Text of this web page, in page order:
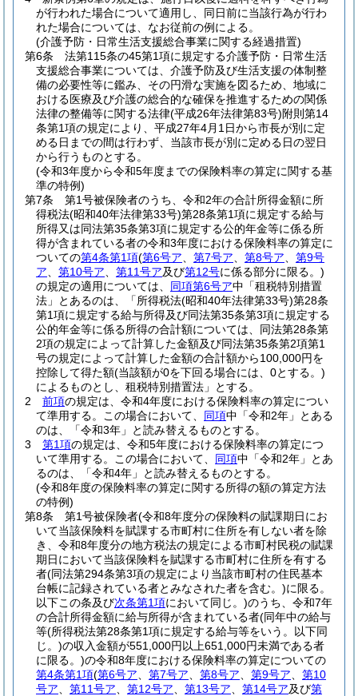
が行われた場合について適用し、同日前に当該行為が行わ
れた場合については、なお従前の例による。
(介護予防・日常生活支援総合事業に関する経過措置)
第6条
法第115条の45第1項に規定する介護予防・日常生活
支援総合事業については、介護予防及び生活支援の体制整
備の必要性等に鑑み、その円滑な実施を図るため、地域に
おける医療及び介護の総合的な確保を推進するための関係
法律の整備等に関する法律(平成26年法律第83号)附則第14
条第1項の規定により、平成27年4月1日から市長が別に定
める日までの間は行わず、当該市長が別に定める日の翌日
から行うものとする。
(令和3年度から令和5年度までの保険料率の算定に関する基
準の特例)
第7条
第1号被保険者のうち、令和2年の合計所得金額に所
得税法(昭和40年法律第33号)第28条第1項に規定する給与
所得又は同法第35条第3項に規定する公的年金等に係る所
得が含まれている者の令和3年度における保険料率の算定に
ついての第4条第1項(第6号ア 第7号ア 第8号ア
第9号
ア
第10号ア 第11号ア及び第12号に係る部分に限る。)
の規定の適用については、 同項第6号ア中「租税特別措置
法」とあるのは、「所得税法(昭和40年法律第33号)第28条
第1項に規定する給与所得及び同法第35条第3項に規定する
公的年金等に係る所得の合計額については、同法第28条第
2項の規定によって計算した金額及び同法第35条第2項第1
号の規定によって計算した金額の合計額から100,000円を
控除して得た額(当該額が0を下回る場合には、0とする。)
によるものとし、租税特別措置法」とする。
2
前項の規定は、令和4年度における保険料率の算定につい
て準用する。
この場合において、 同項中「令和2年」とある
のは、「令和3年」と読み替えるものとする。
3
第1項の規定は、令和5年度における保険料率の算定につ
いて準用する。
この場合において、 同項中「令和2年」とあ
るのは、「令和4年」と読み替えるものとする。
(令和8年度の保険料率の算定に関する所得の額の算定方法
の特例)
第8条
第1号被保険者(令和8年度分の保険料の賦課期日にお
いて当該保険料を賦課する市町村に住所を有しない者を除
き、令和8年度分の地方税法の規定による市町村民税の賦課
期日において当該保険料を賦課する市町村に住所を有する
者(同法第294条第3項の規定により当該市町村の住民基本
台帳に記録されている者とみなされた者を含む。)に限る。
以下この条及び次条第1項において同じ。)のうち、令和7年
の合計所得金額に給与所得が含まれている者(同年中の給与
等(所得税法第28条第1項に規定する給与等をいう。以下同
じ。)の収入金額が551,000円以上651,000円未満である者
に限る。)の令和8年度における保険料率の算定についての
第4条第1項(第6号ア 第7号ア 第8号ア 第9号ア
第10
号ア
第11号ア 第12号ア 第13号ア 第14号ア及び第